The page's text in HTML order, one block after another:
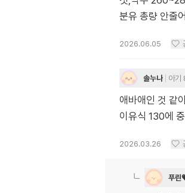
분유 총량 안줄
2026.06.05
솔누나 아기
애바애인 것 같
이유식 130에
2026.03.26
푸린